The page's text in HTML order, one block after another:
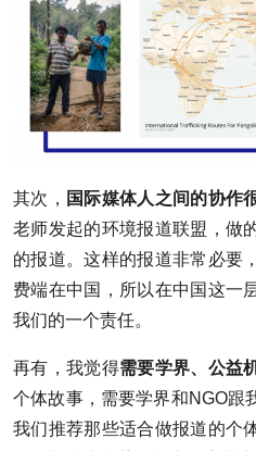
其次， 国际媒体人之间的协作
老师发起的环境报道联盟，做
的报道。这样的报道非常必要
费端在中国，所以在中国这一
我们的一个责任。
再有，我觉得需要学界、公益
个体故事，需要学界和NGO跟
我们推荐那些适合做报道的个